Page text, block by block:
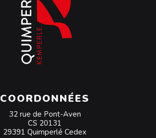
COORDONNÉES
32 rue de Pont-Aven
CS 20131
29391 Quimperlé Cedex